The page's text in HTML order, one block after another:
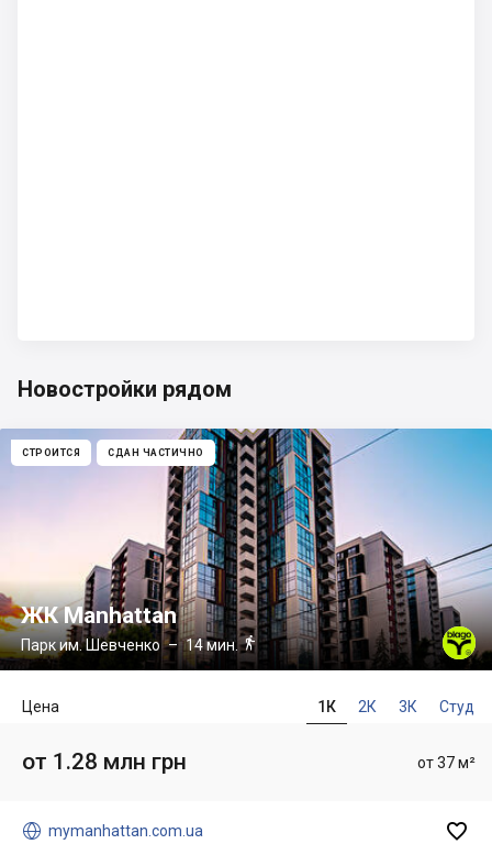
Новостройки рядом
СТРОИТСЯ СДАН ЧАСТИЧНО
ЖК Manhattan
Парк им. Шевченко– 14 мин.
1К 2К 3К Студ
Цена
от 37 м²
от 1.28 млн грн
 mymanhattan.com.ua 